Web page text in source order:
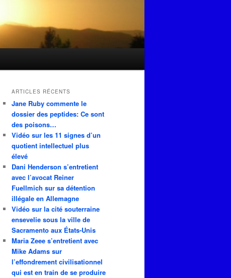
ARTICLES RÉCENTS
Jane Ruby commente le
dossier des peptides: Ce sont
des poisons…
Vidéo sur les 11 signes d’un
quotient intellectuel plus
élevé
Dani Henderson s’entretient
avec l’avocat Reiner
Fuellmich sur sa détention
illégale en Allemagne
Vidéo sur la cité souterraine
ensevelie sous la ville de
Sacramento aux États-Unis
Maria Zeee s’entretient avec
Mike Adams sur
l’effondrement civilisationnel
qui est en train de se produire